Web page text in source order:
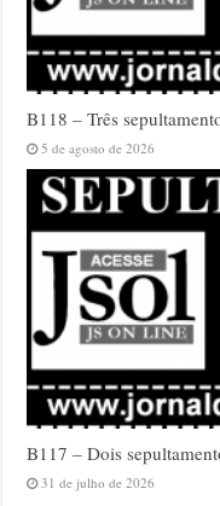
B118 – Três
5 de agosto de 2026
B117 – Dois
31 de julho de 2026